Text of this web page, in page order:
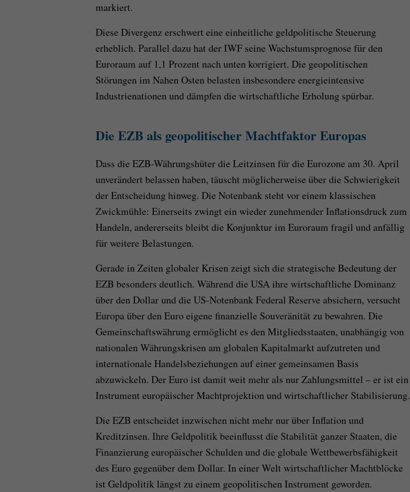
markiert.
Diese Divergenz erschwert eine einheitliche geldpolitische Steuerung
erheblich. Parallel dazu hat der IWF seine Wachstumsprognose für den
Euroraum auf 1,1 Prozent nach unten korrigiert. Die geopolitischen
Störungen im Nahen Osten belasten insbesondere energieintensive
Industrienationen und dämpfen die wirtschaftliche Erholung spürbar.
Die EZB als geopolitischer Machtfaktor Europas
Dass die EZB-Währungshüter die Leitzinsen für die Eurozone am 30. April
unverändert belassen haben, täuscht möglicherweise über die Schwierigkeit
der Entscheidung hinweg. Die Notenbank steht vor einem klassischen
Zwickmühle: Einerseits zwingt ein wieder zunehmender Inflationsdruck zum
Handeln, andererseits bleibt die Konjunktur im Euroraum fragil und anfällig
für weitere Belastungen.
Gerade in Zeiten globaler Krisen zeigt sich die strategische Bedeutung der
EZB besonders deutlich. Während die USA ihre wirtschaftliche Dominanz
über den Dollar und die US-Notenbank Federal Reserve absichern, versucht
Europa über den Euro eigene finanzielle Souveränität zu bewahren. Die
Gemeinschaftswährung ermöglicht es den Mitgliedsstaaten, unabhängig von
nationalen Währungskrisen am globalen Kapitalmarkt aufzutreten und
internationale Handelsbeziehungen auf einer gemeinsamen Basis
abzuwickeln. Der Euro ist damit weit mehr als nur Zahlungsmittel – er ist ein
Instrument europäischer Machtprojektion und wirtschaftlicher Stabilisierung.
Die EZB entscheidet inzwischen nicht mehr nur über Inflation und
Kreditzinsen. Ihre Geldpolitik beeinflusst die Stabilität ganzer Staaten, die
Finanzierung europäischer Schulden und die globale Wettbewerbsfähigkeit
des Euro gegenüber dem Dollar. In einer Welt wirtschaftlicher Machtblöcke
ist Geldpolitik längst zu einem geopolitischen Instrument geworden.